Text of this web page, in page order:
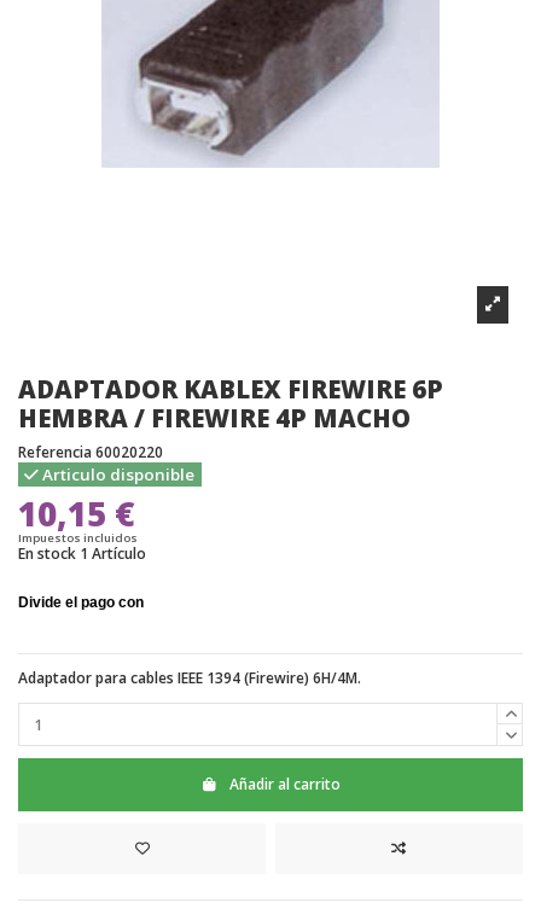
ADAPTADOR KABLEX FIREWIRE 6P
HEMBRA / FIREWIRE 4P MACHO
Referencia 60020220
Articulo disponible
10,15 €
Impuestos incluidos
En stock 1 Artículo
Adaptador para cables IEEE 1394 (Firewire) 6H/4M.
Añadir al carrito